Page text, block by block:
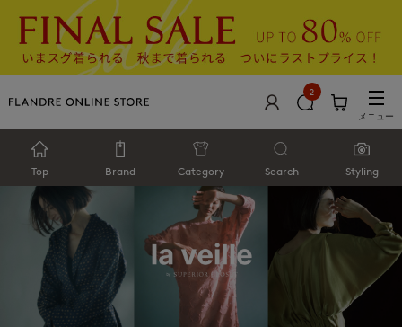
2
メニュー
Top Brand Category Search Styling